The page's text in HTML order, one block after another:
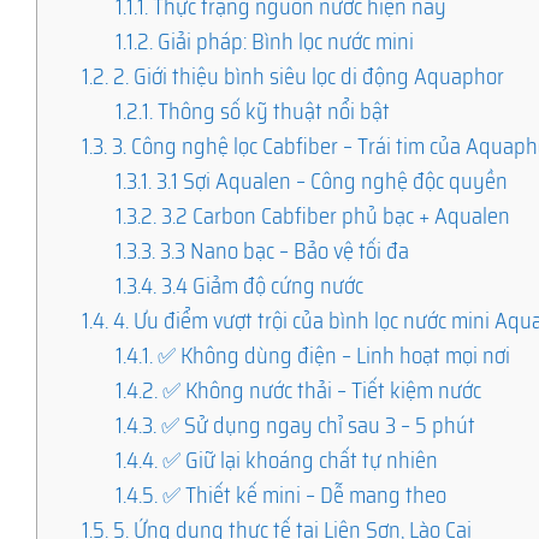
1.1.2.Giải pháp: Bình lọc nước mini
1.2.2. Giới thiệu bình siêu lọc di động Aquaphor
1.2.1.Thông số kỹ thuật nổi bật
1.3.3. Công nghệ lọc Cabfiber – Trái tim của
1.3.1.3.1 Sợi Aqualen – Công nghệ độc quyền
1.3.2.3.2 Carbon Cabfiber phủ bạc + Aqualen
1.3.3.3.3 Nano bạc – Bảo vệ tối đa
1.3.4.3.4 Giảm độ cứng nước
1.4.4. Ưu điểm vượt trội của bình lọc nước mini
1.4.1.✅ Không dùng điện – Linh hoạt mọi nơi
1.4.2.✅ Không nước thải – Tiết kiệm nước
1.4.3.✅ Sử dụng ngay chỉ sau 3 – 5 phút
1.4.4.✅ Giữ lại khoáng chất tự nhiên
1.4.5.✅ Thiết kế mini – Dễ mang theo
1.5.5. Ứng dụng thực tế tại Liên Sơn, Lào Cai